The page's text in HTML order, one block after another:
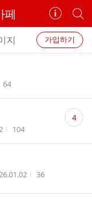
페
카
페
정
보
개
별
카
페
가입하기
지
조회수
64
조회수
104
댓
글 4
작성시간 조회수
36